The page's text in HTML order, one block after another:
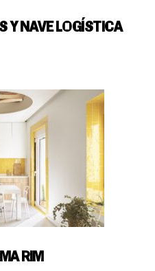
Y NAVE LOGÍSTICA
RIM
cookies
HOUSE VALENCIA
project co-funded by the European